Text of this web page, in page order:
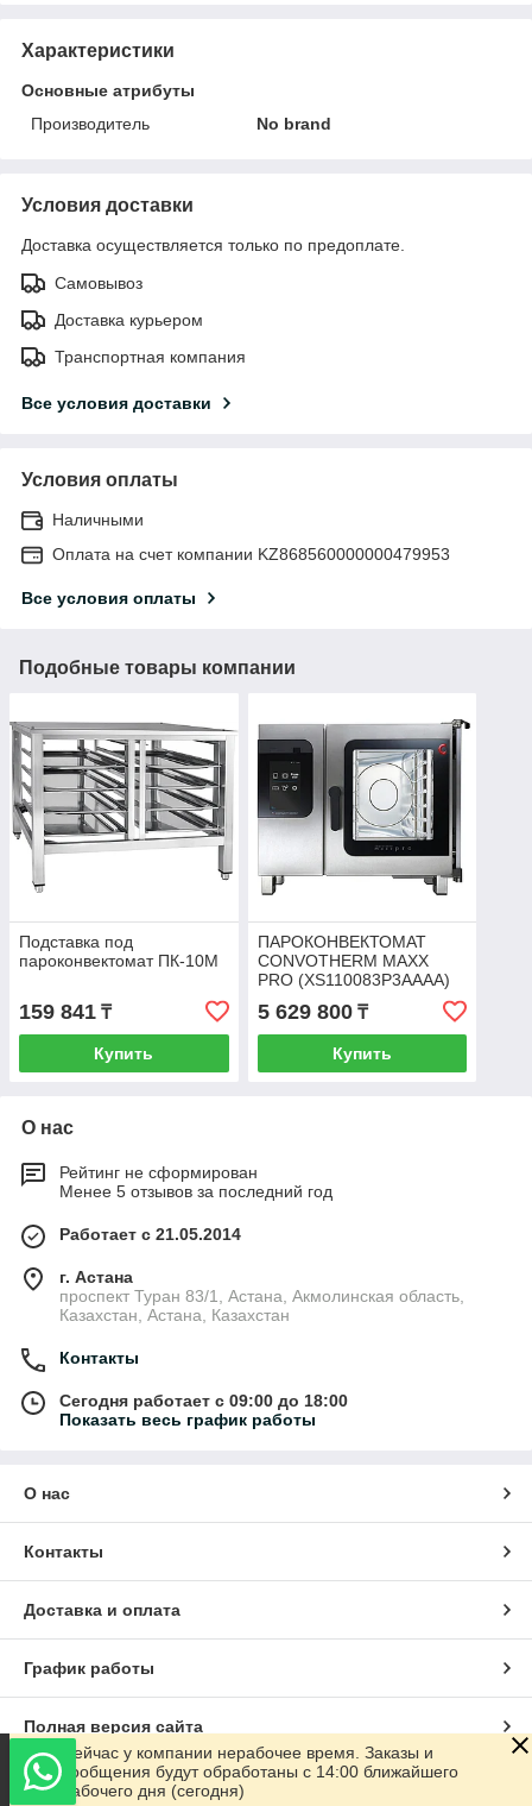
Характеристики
Основные атрибуты
Производитель
No brand
Условия доставки
Доставка осуществляется только по предоплате.
Самовывоз
Доставка курьером
Транспортная компания
Все условия доставки
Условия оплаты
Наличными
Оплата на счет компании KZ868560000000479953
Все условия оплаты
Подобные товары компании
Подставка под
пароконвектомат ПК-10М
159 841 ₸
Купить
ПАРОКОНВЕКТОМАТ
CONVOTHERM MAXX
PRO (XS110083P3AAAA)
5 629 800₸
Купить
О нас
Рейтинг не сформирован
Менее 5 отзывов за последний год
Работает с 21.05.2014
г. Астана
проспект Туран 83/1, Астана, Акмолинская область,
Казахстан, Астана, Казахстан
Контакты
Сегодня работает с 09:00 до 18:00
Показать весь график работы
О нас
Контакты
Доставка и оплата
График работы
Полная версия сайта
Сайт создан на маркетплейсе
Сейчас у компании нерабочее время. Заказы и
сообщения будут обработаны с 14:00 ближайшего
рабочего дня (сегодня)